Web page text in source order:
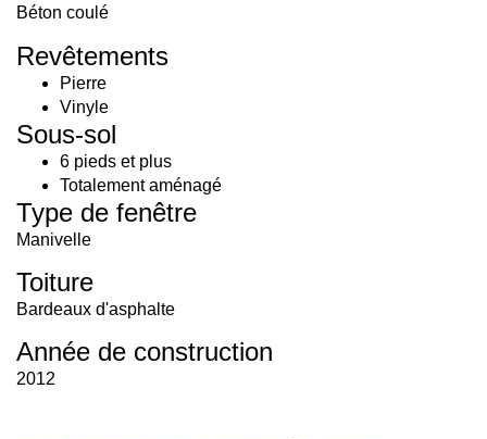
Béton coulé
Revêtements
Pierre
Vinyle
Sous-sol
6 pieds et plus
Totalement aménagé
Type de fenêtre
Manivelle
Toiture
Bardeaux d'asphalte
Année de construction
2012